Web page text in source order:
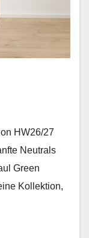
HW26/27
Neu­trals
Green
Kollek­tion,